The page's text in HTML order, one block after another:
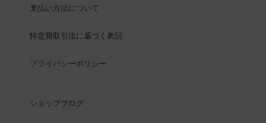
支払い方法について
特定商取引法に基づく表記
プライバシーポリシー
ショップブログ